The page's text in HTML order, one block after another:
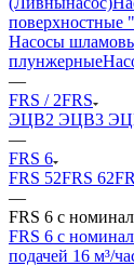
поверхностные
Насосы
плунжерные
—
FRS / 2FRS
ЭЦВ2 ЭЦВ3
—
FRS 6
FRS 52FRS 6
—
FRS 6 с
FRS 6 с
подачей 16 м³/